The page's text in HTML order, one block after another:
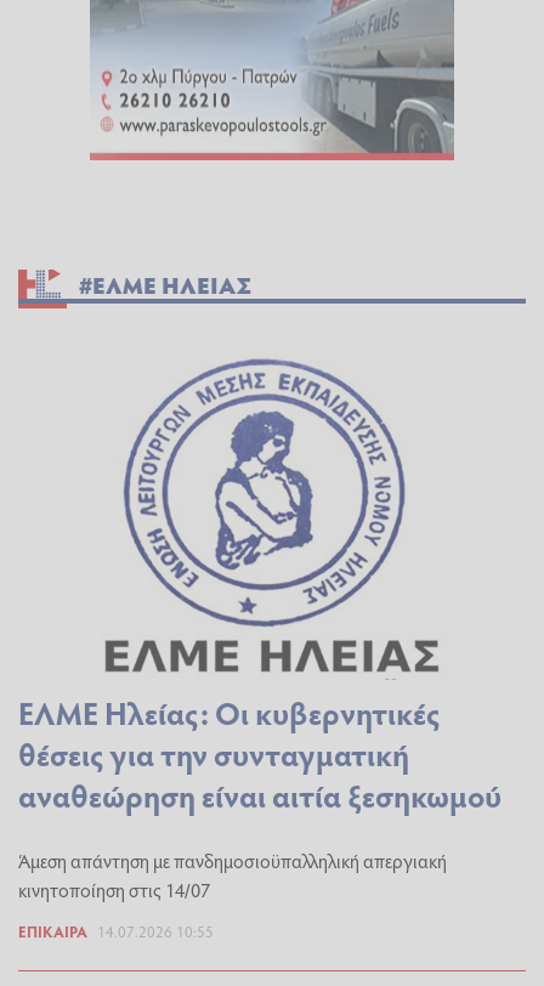
#ΕΛΜΕ ΗΛΕΙΑΣ
ΕΛΜΕ Ηλείας: Οι κυβερνητικές
θέσεις για την συνταγματική
αναθεώρηση είναι αιτία ξεσηκωμού
Άμεση απάντηση με πανδημοσιοϋπαλληλική απεργιακή
κινητοποίηση στις 14/07
ΕΠΊΚΑΙΡΑ 14.07.2026 10:55